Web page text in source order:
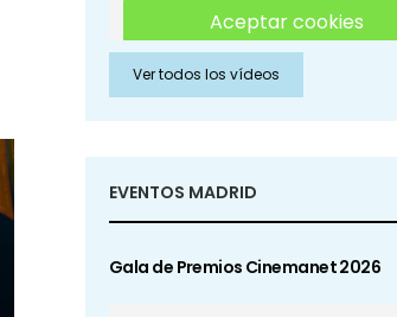
Aceptar cookies
Aceptar cookies de Redes
Sociales
Ver todos los vídeos
EVENTOS MADRID
Gala de Premios Cinemanet 2026